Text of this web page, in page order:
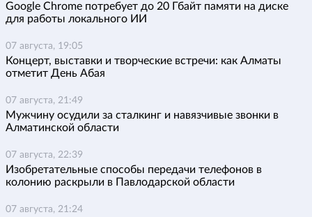
Google Chrome потребует до 20 Гбайт памяти на диске
для работы локального ИИ
07 августа, 19:05
Концерт, выставки и творческие встречи: как Алматы
отметит День Абая
07 августа, 21:49
Мужчину осудили за сталкинг и навязчивые звонки в
Алматинской области
07 августа, 22:39
Изобретательные способы передачи телефонов в
колонию раскрыли в Павлодарской области
07 августа, 21:24